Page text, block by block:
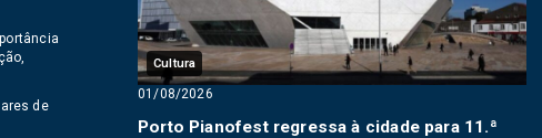
de
Cultura
01/08/2026
Porto Pianofest regressa à cidade para 11.ª